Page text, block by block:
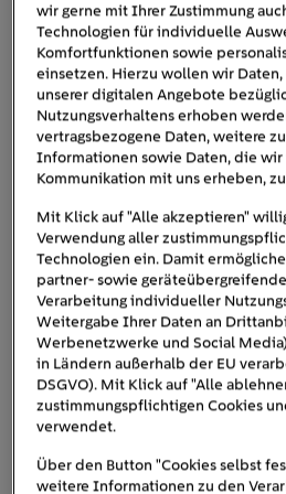
sie von der Nützlichkeit von
sollen. Im Gegensatz dazu gibt
sogenannte Solarfassaden, die
Gesamtbild eines Hauses
finden Sie in unserem Artikel zu
Lösungen für Ihr Haus.
wir gerne mit Ihrer Zustimmung
Technologien für individuelle
Komfortfunktionen sowie
einsetzen. Hierzu wollen wir
unserer digitalen Angebote
Nutzungsverhaltens erhoben
vertragsbezogene Daten, weitere
Informationen sowie Daten, die wir
Kommunikation mit uns erheben,
Mit Klick auf "Alle akzeptieren"
Verwendung aller
Technologien ein. Damit
partner- sowie
Verarbeitung individueller
Weitergabe Ihrer Daten an
Werbenetzwerke und Social
in Ländern außerhalb der EU
DSGVO). Mit Klick auf "Alle
zustimmungspflichtigen Cookies
verwendet.
Über den Button "Cookies selbst
weitere Informationen zu den